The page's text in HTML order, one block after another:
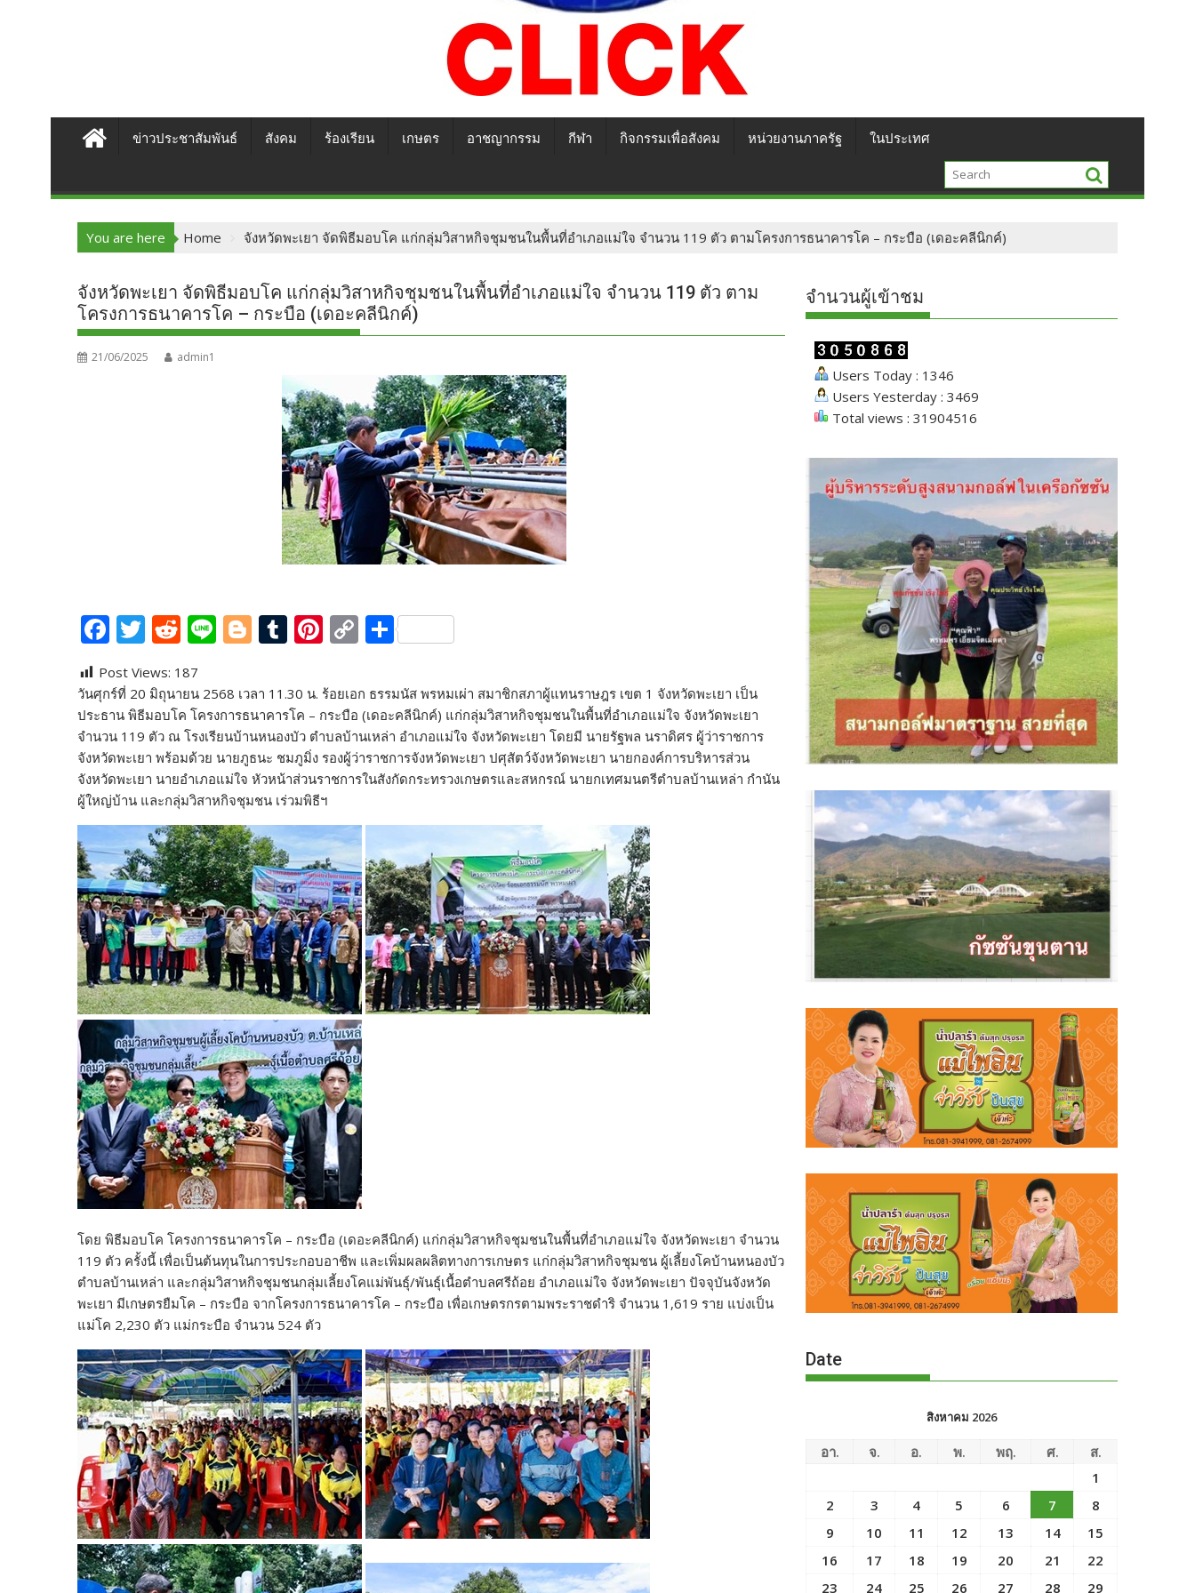
ข่าวประชาสัมพันธ์ สังคม ร้องเรียน เกษตร อาชญากรรม กีฬา กิจกรรมเพื่อสังคม หน่วยงานภาครัฐ ในประเทศ
You are here Home จังหวัดพะเยา จัดพิธีมอบโค แก่กลุ่มวิสาหกิจชุมชนในพื้นที่อำเภอแม่ใจ จำนวน 119 ตัว ตามโครงการธนาคารโค – กระบือ (เดอะคลีนิกค์)
จังหวัดพะเยา จัดพิธีมอบโค แก่กลุ่มวิสาหกิจชุมชนในพื้นที่อำเภอแม่ใจ จำนวน 119 ตัว ตาม
โครงการธนาคารโค – กระบือ (เดอะคลีนิกค์)
21/06/2025 admin1
F
e
b
o
o
k
T
itt
er
R
d
di
t
Li
e
Bl
g
g
er
T
m
bl
r
Pi
er
e
st
C
p
y
Li
n
S
ar
e
Post Views: 187
วันศุกร์ที่ 20 มิถุนายน 2568 เวลา 11.30 น. ร้อยเอก ธรรมนัส พรหมเผ่า สมาชิกสภาผู้แทนราษฎร เขต 1 จังหวัดพะเยา เป็น
ประธาน พิธีมอบโค โครงการธนาคารโค – กระบือ (เดอะคลีนิกค์) แก่กลุ่มวิสาหกิจชุมชนในพื้นที่อำเภอแม่ใจ จังหวัดพะเยา
จำนวน 119 ตัว ณ โรงเรียนบ้านหนองบัว ตำบลบ้านเหล่า อำเภอแม่ใจ จังหวัดพะเยา โดยมี นายรัฐพล นราดิศร ผู้ว่าราชการ
จังหวัดพะเยา พร้อมด้วย นายภูธนะ ชมภูมิ่ง รองผู้ว่าราชการจังหวัดพะเยา ปศุสัตว์จังหวัดพะเยา นายกองค์การบริหารส่วน
จังหวัดพะเยา นายอำเภอแม่ใจ หัวหน้าส่วนราชการในสังกัดกระทรวงเกษตรและสหกรณ์ นายกเทศมนตรีตำบลบ้านเหล่า กำนัน
ผู้ใหญ่บ้าน และกลุ่มวิสาหกิจชุมชน เร่วมพิธีฯ
โดย พิธีมอบโค โครงการธนาคารโค – กระบือ (เดอะคลีนิกค์) แก่กลุ่มวิสาหกิจชุมชนในพื้นที่อำเภอแม่ใจ จังหวัดพะเยา จำนวน
119 ตัว ครั้งนี้ เพื่อเป็นต้นทุนในการประกอบอาชีพ และเพิ่มผลผลิตทางการเกษตร แก่กลุ่มวิสาหกิจชุมชน ผู้เลี้ยงโคบ้านหนองบัว
ตำบลบ้านเหล่า และกลุ่มวิสาหกิจชุมชนกลุ่มเลี้ยงโคแม่พันธุ์/พันธุ์เนื้อตำบลศรีถ้อย อำเภอแม่ใจ จังหวัดพะเยา ปัจจุบันจังหวัด
พะเยา มีเกษตรยืมโค – กระบือ จากโครงการธนาคารโค – กระบือ เพื่อเกษตรกรตามพระราชดำริ จำนวน 1,619 ราย แบ่งเป็น
แม่โค 2,230 ตัว แม่กระบือ จำนวน 524 ตัว
จำนวนผู้เข้าชม
Users Today : 1346
Users Yesterday : 3469
Total views : 31904516
Date
สิงหาคม 2026
อา. จ. อ. พ. พฤ. ศ.
ส.
1
2
3 4 5 6 7
8
9
10 11 12 13 14
15
16
17 18 19 20 21
22
23
24 25 26 27 28 29